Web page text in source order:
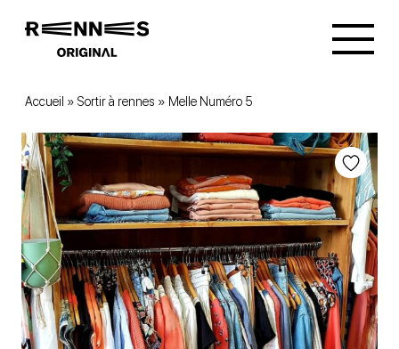
Accueil » Sortir à rennes » Melle Numéro 5